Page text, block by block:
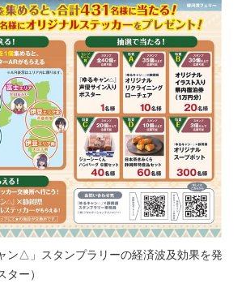
ン△」スタンプラリーの経済波及効果を発
ー）